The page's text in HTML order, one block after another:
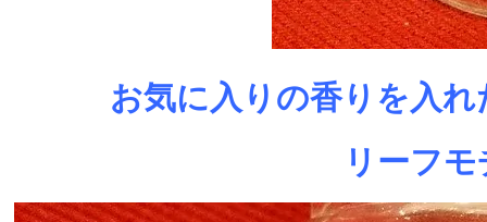
お気に入りの香りを入
リーフ